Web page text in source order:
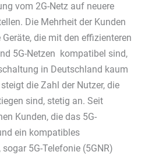
vom 2G-Netz auf neuere
Die Mehrheit der Kunden
die mit den effizienteren
5G-Netzen kompatibel sind,
in Deutschland kaum
die Zahl der Nutzer, die
sind, stetig an. Seit
Kunden, die das 5G-
ein kompatibles
5G-Telefonie (5GNR)